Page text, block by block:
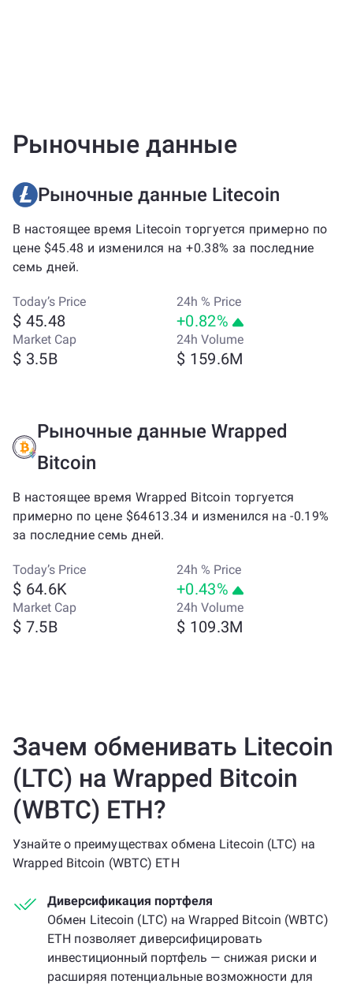
Рыночные данные
Рыночные данные Litecoin
В настоящее время Litecoin торгуется примерно по
цене $45.48 и изменился на +0.38% за последние
семь дней.
Today’s Price
$ 45.48
24h % Price
+0.82%
Market Cap
$ 3.5B
24h Volume
$ 159.6M
Рыночные данные Wrapped
Bitcoin
В настоящее время Wrapped Bitcoin торгуется
примерно по цене $64613.34 и изменился на -0.19%
за последние семь дней.
Today’s Price
$ 64.6K
24h % Price
+0.43%
Market Cap
$ 7.5B
24h Volume
$ 109.3M
Зачем обменивать Litecoin
(LTC) на Wrapped Bitcoin
(WBTC) ETH?
Узнайте о преимуществах обмена Litecoin (LTC) на
Wrapped Bitcoin (WBTC) ETH
Диверсификация портфеля
Обмен Litecoin (LTC) на Wrapped Bitcoin (WBTC)
ETH позволяет диверсифицировать
инвестиционный портфель — снижая риски и
расширяя потенциальные возможности для